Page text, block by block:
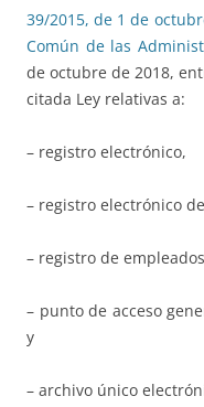
39/2015, de 1 de
Común de las
de octubre de 2018,
citada Ley relativas a:
– registro electrónico,
– registro electrónico
– registro de
– punto de acceso
y
– archivo único